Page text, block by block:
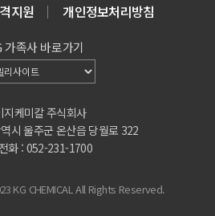
지원 개인정보처리방침
지케미칼 주식회사
시 울주군 온산읍 당월로 322
화 : 052-231-1700
KG CHEMICAL All Rights Reserved.
가족사 바로가기